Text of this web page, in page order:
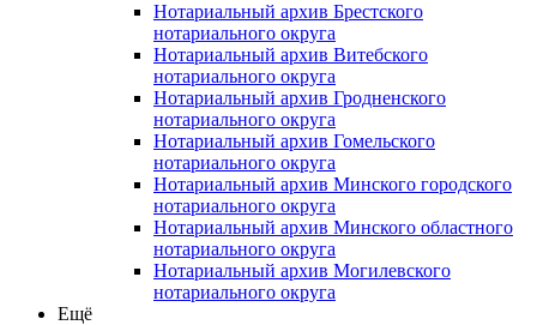
Нотариальный архив Брестского
нотариального округа
Нотариальный архив Витебского
нотариального округа
Нотариальный архив Гродненского
нотариального округа
Нотариальный архив Гомельского
нотариального округа
Нотариальный архив Минского городского
нотариального округа
Нотариальный архив Минского областного
нотариального округа
Нотариальный архив Могилевского
нотариального округа
Ещё